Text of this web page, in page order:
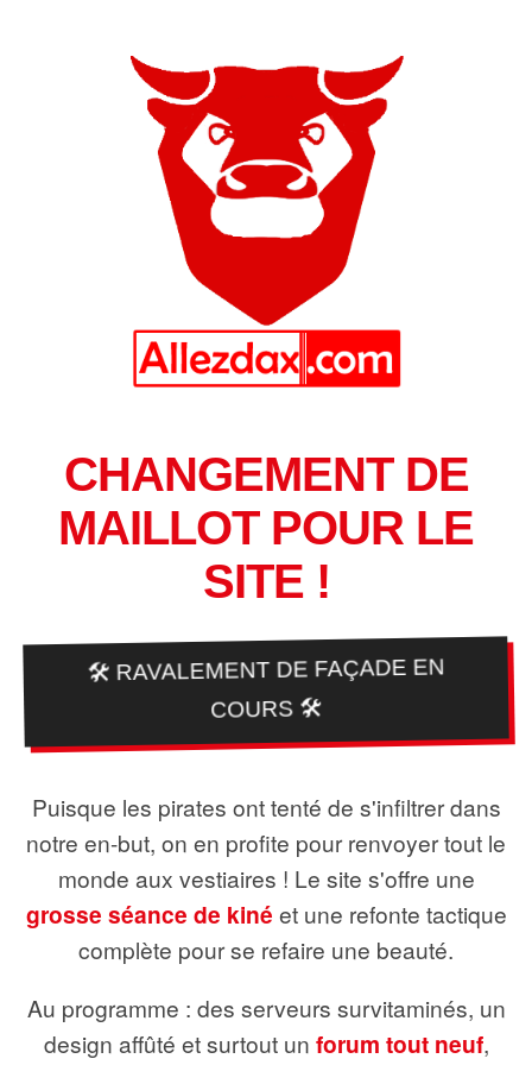
CHANGEMENT DE
MAILLOT POUR LE
SITE !
🛠️ RAVALEMENT DE FAÇADE EN
COURS 🛠️
Puisque les pirates ont tenté de s'infiltrer dans
notre en-but, on en profite pour renvoyer tout le
monde aux vestiaires ! Le site s'offre une
grosse séance de kiné et une refonte tactique
complète pour se refaire une beauté.
Au programme : des serveurs survitaminés, un
design affûté et surtout un forum tout neuf,